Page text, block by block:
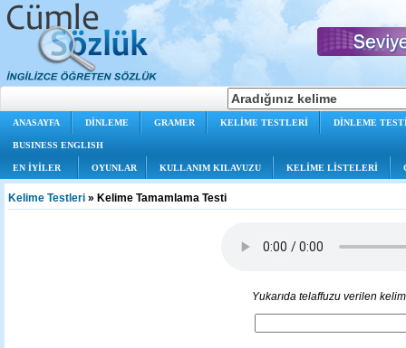
ANASAYFA DİNLEME GRAMER KELİME TESTLERİ DİNLEME
BUSINESS ENGLISH
EN İYİLER OYUNLAR KULLANIM KILAVUZU KELİME LİSTELERİ
Kelime Testleri » Kelime Tamamlama Testi
Yukarıda telaffuzu verilen